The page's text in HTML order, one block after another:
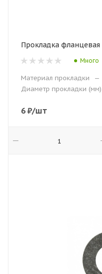
Прокладка
Много
Материал прокладки —
Диаметр прокладки (мм)
6₽/шт